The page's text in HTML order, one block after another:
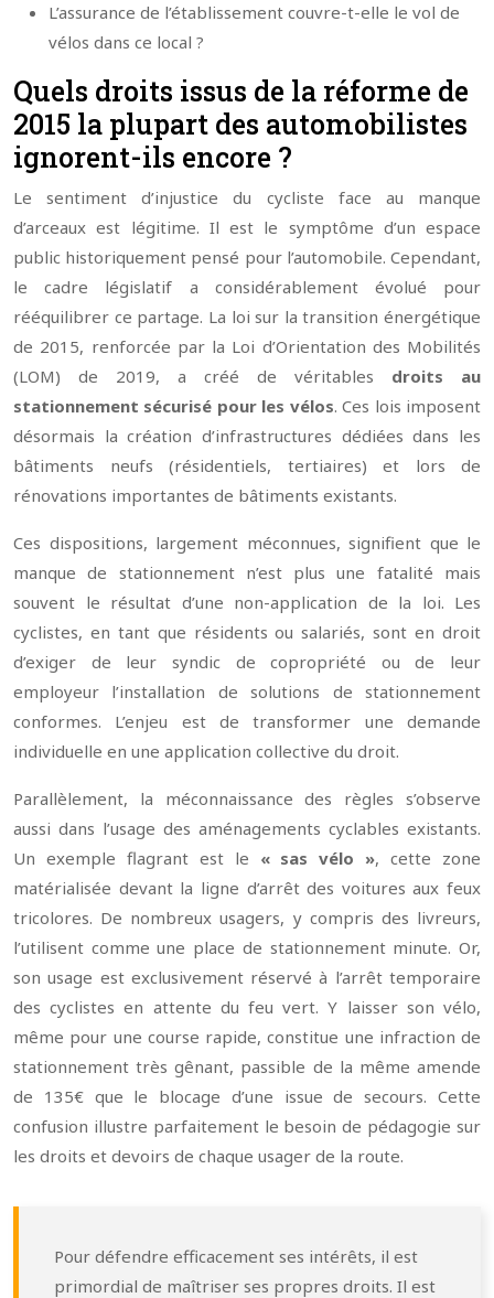
L’assurance de l’établissement couvre-t-elle le vol de
vélos dans ce local ?
Quels droits issus de la réforme de
2015 la plupart des automobilistes
ignorent-ils encore ?
Le sentiment d’injustice du cycliste face au manque
d’arceaux est légitime. Il est le symptôme d’un espace
public historiquement pensé pour l’automobile. Cependant,
le cadre législatif a considérablement évolué pour
rééquilibrer ce partage. La loi sur la transition énergétique
de 2015, renforcée par la Loi d’Orientation des Mobilités
(LOM) de 2019, a créé de véritables droits au
stationnement sécurisé pour les vélos. Ces lois imposent
désormais la création d’infrastructures dédiées dans les
bâtiments neufs (résidentiels, tertiaires) et lors de
rénovations importantes de bâtiments existants.
Ces dispositions, largement méconnues, signifient que le
manque de stationnement n’est plus une fatalité mais
souvent le résultat d’une non-application de la loi. Les
cyclistes, en tant que résidents ou salariés, sont en droit
d’exiger de leur syndic de copropriété ou de leur
employeur l’installation de solutions de stationnement
conformes. L’enjeu est de transformer une demande
individuelle en une application collective du droit.
Parallèlement, la méconnaissance des règles s’observe
aussi dans l’usage des aménagements cyclables existants.
Un exemple flagrant est le « sas vélo », cette zone
matérialisée devant la ligne d’arrêt des voitures aux feux
tricolores. De nombreux usagers, y compris des livreurs,
l’utilisent comme une place de stationnement minute. Or,
son usage est exclusivement réservé à l’arrêt temporaire
des cyclistes en attente du feu vert. Y laisser son vélo,
même pour une course rapide, constitue une infraction de
stationnement très gênant, passible de la même amende
de 135€ que le blocage d’une issue de secours. Cette
confusion illustre parfaitement le besoin de pédagogie sur
les droits et devoirs de chaque usager de la route.
Pour défendre efficacement ses intérêts, il est
primordial de maîtriser ses propres droits. Il est